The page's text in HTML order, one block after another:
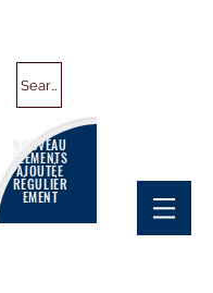
Search
NOUVEAU
ÉLÉMENTS
AJOUTÉE
RÉGULIÈR
EMENT